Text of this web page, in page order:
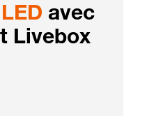
avec
Livebox